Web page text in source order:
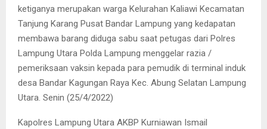
ketiganya merupakan warga Kelurahan Kaliawi Kecamatan
Tanjung Karang Pusat Bandar Lampung yang kedapatan
membawa barang diduga sabu saat petugas dari Polres
Lampung Utara Polda Lampung menggelar razia /
pemeriksaan vaksin kepada para pemudik di terminal induk
desa Bandar Kagungan Raya Kec. Abung Selatan Lampung
Utara. Senin (25/4/2022)
Kapolres Lampung Utara AKBP Kurniawan Ismail